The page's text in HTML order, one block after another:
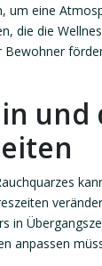
um eine
die die
Bewohner
und
in
anpassen